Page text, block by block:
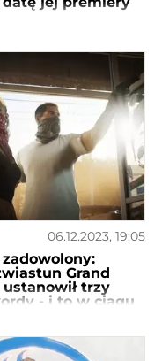
06.12.2023, 19:05
Grand
trzy
- i to w ciągu